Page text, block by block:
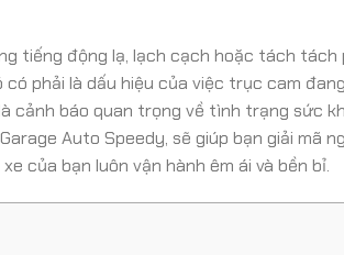
tiếng động lạ, lạch cạch hoặc tách
có phải là dấu hiệu của việc trục cam
cảnh báo quan trọng về tình trạng sức
Auto Speedy, sẽ giúp bạn giải mã
của bạn luôn vận hành êm ái và bền bỉ.